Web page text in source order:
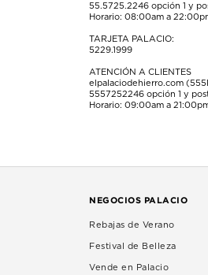
55.5725.2246 opción 1 y
Horario: 08:00am a
TARJETA PALACIO:
5229.1999
ATENCIÓN A CLIENTES
elpalaciodehierro.com
5557252246 opción 1 y
Horario: 09:00am a
NEGOCIOS PALACIO
Rebajas de Verano
Festival de Belleza
Vende en Palacio